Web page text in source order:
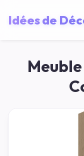
Idées de